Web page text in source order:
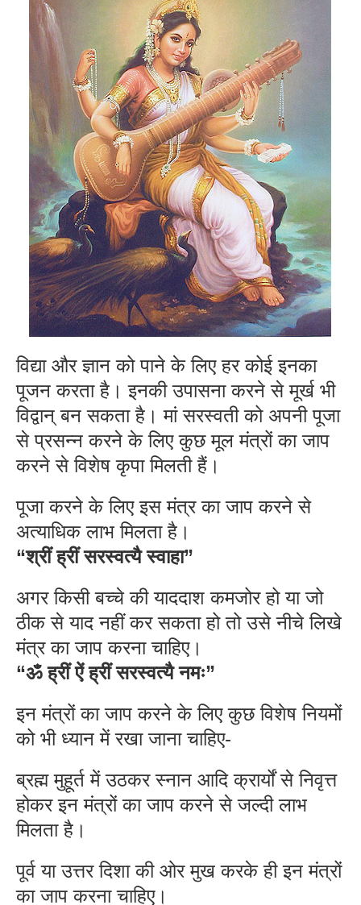
विद्या और ज्ञान को पाने के लिए हर कोई इनका
पूजन करता है। इनकी उपासना करने से मूर्ख भी
विद्वान् बन सकता है। मां सरस्वती को अपनी पूजा
से प्रसन्न करने के लिए कुछ मूल मंत्रों का जाप
करने से विशेष कृपा मिलती हैं।
पूजा करने के लिए इस मंत्र का जाप करने से
अत्याधिक लाभ मिलता है।
“श्रीं ह्रीं सरस्वत्यै स्वाहा”
अगर किसी बच्चे की याददाश कमजोर हो या जो
ठीक से याद नहीं कर सकता हो तो उसे नीचे लिखे
मंत्र का जाप करना चाहिए।
“ॐ ह्रीं ऐं ह्रीं सरस्वत्यै नमः”
इन मंत्रों का जाप करने के लिए कुछ विशेष नियमों
को भी ध्यान में रखा जाना चाहिए-
ब्रह्म मुहूर्त में उठकर स्नान आदि क्रार्यों से निवृत्त
होकर इन मंत्रों का जाप करने से जल्दी लाभ
मिलता है।
पूर्व या उत्तर दिशा की ओर मुख करके ही इन मंत्रों
का जाप करना चाहिए।